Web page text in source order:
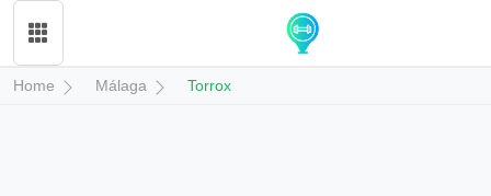
Home Málaga Torrox